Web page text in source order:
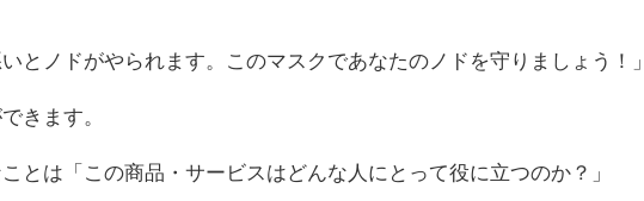
いとノドがやられます。このマスクであなたのノドを守りましょう！」
きます。
とは「この商品・サービスはどんな人にとって役に立つのか？」